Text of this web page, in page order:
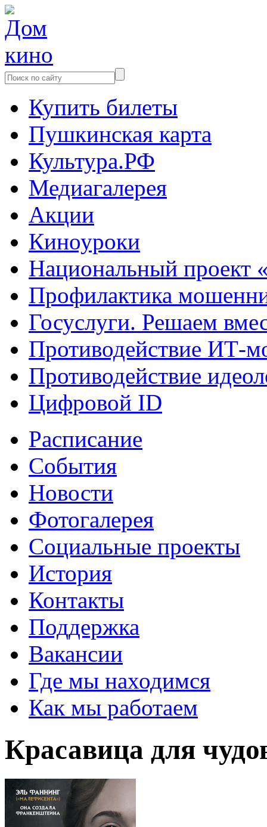
Купить билеты
Пушкинская карта
Культура.РФ
Медиагалерея
Акции
Киноуроки
Национальный проект
Профилактика
Госуслуги. Решаем
Противодействие ИТ-
Противодействие
Цифровой ID
Расписание
События
Новости
Фотогалерея
Социальные проекты
История
Контакты
Поддержка
Вакансии
Где мы находимся
Как мы работаем
Красавица для